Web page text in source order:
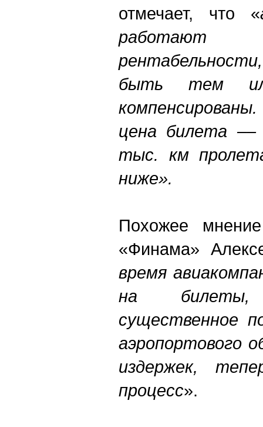
отмечает, что «
быть тем
цена билета
тыс. км
ниже».
Похожее
«Финама»
время
на
существенное
аэропортового
издержек,
процесс».